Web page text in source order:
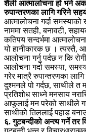
शैली आत्मालोचना हो भने
रुपान्तरणका लागि गरिने
आत्मालोचना गर्दा
नाममा सतही, बनावटी,
कतिपय सन्दर्भमा
यो हानीकारक छ । त्यस्तै,
आलोचना गर्नु पर्दछ न कि
आलोचना गर्दा समस्या,
गरेर मात्रै रुपान्तरणका
दुश्मनले पो गर्दछ, साथीले त
प्रतिशोध साध्ने मनसाय
आफूलाई मन परेको साथीले
साथीको तिललाई पहाड
६. गुटबन्दीको अन्त्य गर्ने तर